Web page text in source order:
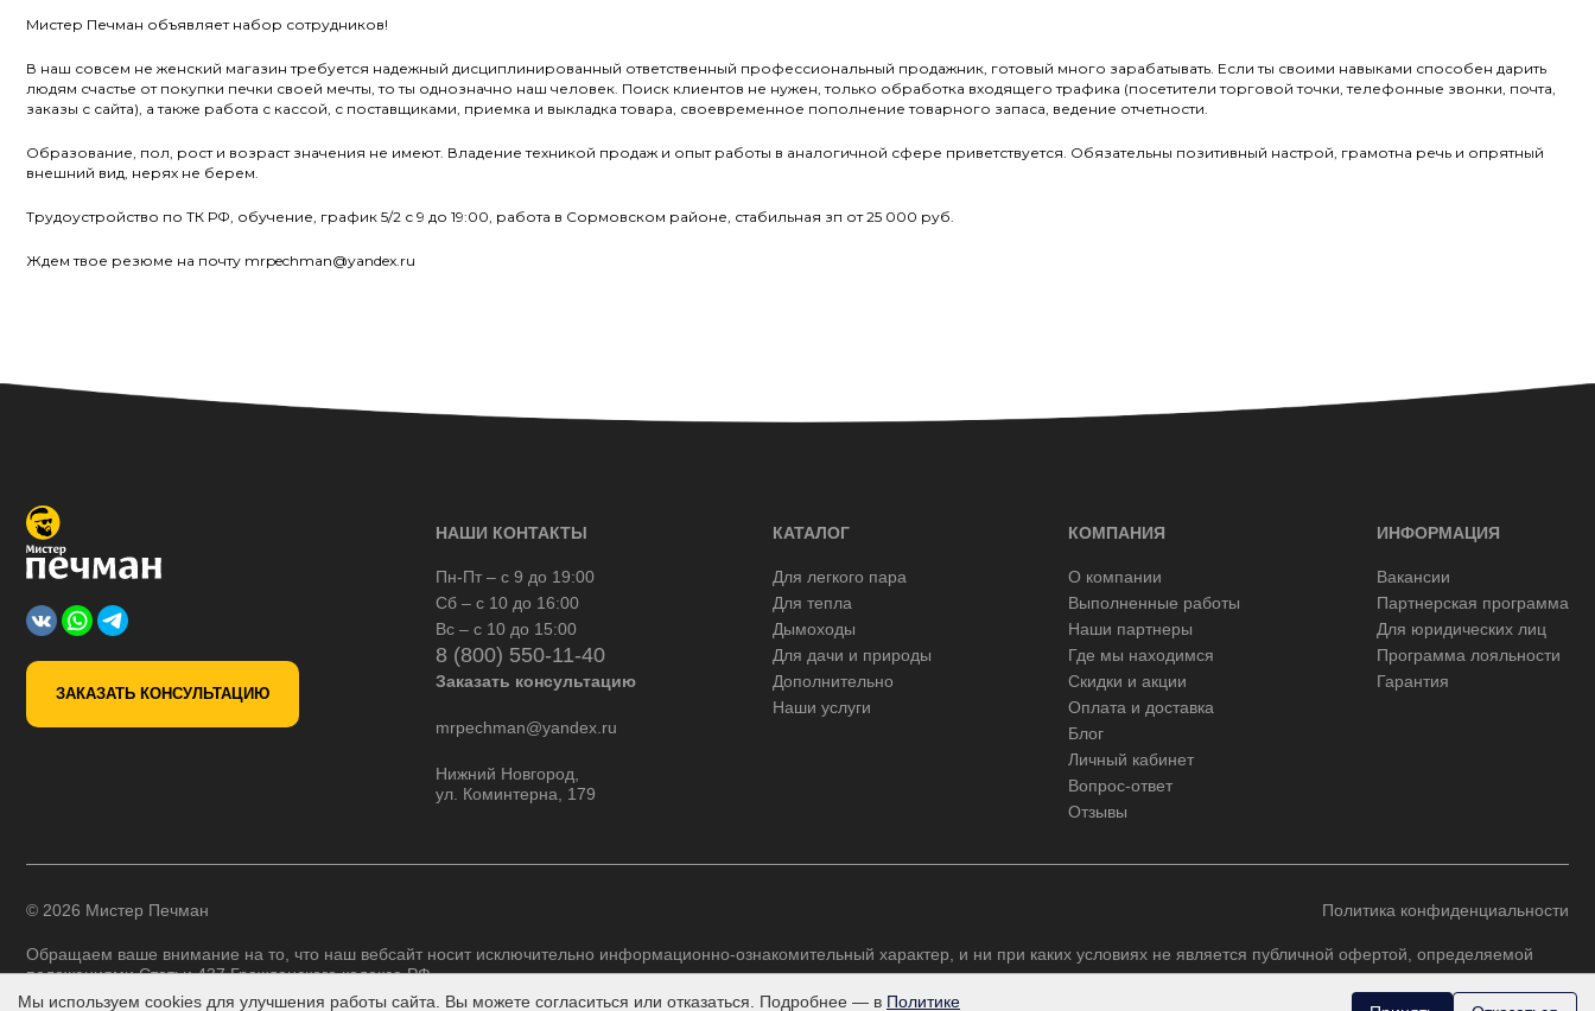
Мистер Печман объявляет набор сотрудников!
В наш совсем не женский магазин требуется надежный дисциплинированный ответственный профессиональный продажник, готовый много зарабатывать. Если ты своими навыками способен дарить
людям счастье от покупки печки своей мечты, то ты однозначно наш человек. Поиск клиентов не нужен, только обработка входящего трафика (посетители торговой точки, телефонные звонки, почта,
заказы с сайта), а также работа с кассой, с поставщиками, приемка и выкладка товара, своевременное пополнение товарного запаса, ведение отчетности.
Образование, пол, рост и возраст значения не имеют. Владение техникой продаж и опыт работы в аналогичной сфере приветствуется. Обязательны позитивный настрой, грамотна речь и опрятный
внешний вид, нерях не берем.
Трудоустройство по ТК РФ, обучение, график 5/2 с 9 до 19:00, работа в Сормовском районе, стабильная зп от 25 000 руб.
Ждем твое резюме на почту mrpechman@yandex.ru
ЗАКАЗАТЬ КОНСУЛЬТАЦИЮ
НАШИ КОНТАКТЫ
Пн-Пт – с 9 до 19:00
Сб – с 10 до 16:00
Вс – с 10 до 15:00
8 (800) 550-11-40
Заказать консультацию
mrpechman@yandex.ru
Нижний Новгород,
ул. Коминтерна, 179
КАТАЛОГ
Для легкого пара
Для тепла
Дымоходы
Для дачи и природы
Дополнительно
Наши услуги
КОМПАНИЯ
О компании
Выполненные работы
Наши партнеры
Где мы находимся
Скидки и акции
Оплата и доставка
Блог
Личный кабинет
Вопрос-ответ
Отзывы
ИНФОРМАЦИЯ
Вакансии
Партнерская программа
Для юридических лиц
Программа лояльности
Гарантия
© 2026 Мистер Печман Политика конфиденциальности
Обращаем ваше внимание на то, что наш вебсайт носит исключительно информационно-ознакомительный характер, и ни при каких условиях не является публичной офертой, определяемой
положениями Статьи 437 Гражданского кодекса РФ.
Мы используем cookies для улучшения работы сайта. Вы можете согласиться или отказаться. Подробнее — в Политике